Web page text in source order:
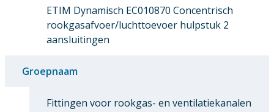
ETIM Dynamisch EC010870 Concentrisch
rookgasafvoer/luchttoevoer hulpstuk 2
aansluitingen
Groepnaam
Fittingen voor rookgas- en ventilatiekanalen